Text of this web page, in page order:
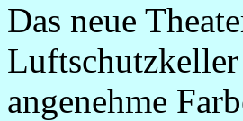
Das neue
Luftschutzkeller
angenehme